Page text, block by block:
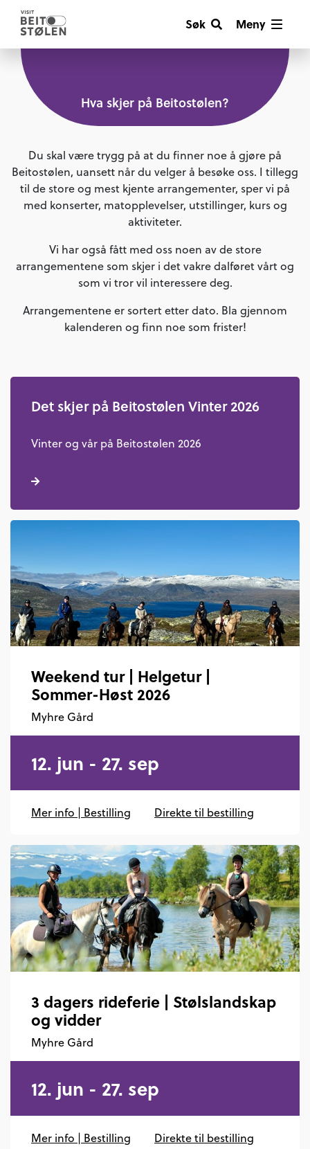
Søk Meny
Hva skjer på Beitostølen?
Du skal være trygg på at du finner noe å gjøre på
Beitostølen, uansett når du velger å besøke oss. I tillegg
til de store og mest kjente arrangementer, sper vi på
med konserter, matopplevelser, utstillinger, kurs og
aktiviteter.
Vi har også fått med oss noen av de store
arrangementene som skjer i det vakre dalføret vårt og
som vi tror vil interessere deg.
Arrangementene er sortert etter dato. Bla gjennom
kalenderen og finn noe som frister!
Det skjer på Beitostølen Vinter 2026
Vinter og vår på Beitostølen 2026
Weekend tur | Helgetur |
Sommer-Høst 2026
Myhre Gård
12. jun - 27. sep
Mer info | Bestilling Direkte til bestilling
3 dagers rideferie | Stølslandskap
og vidder
Myhre Gård
12. jun - 27. sep
Mer info | Bestilling Direkte til bestilling